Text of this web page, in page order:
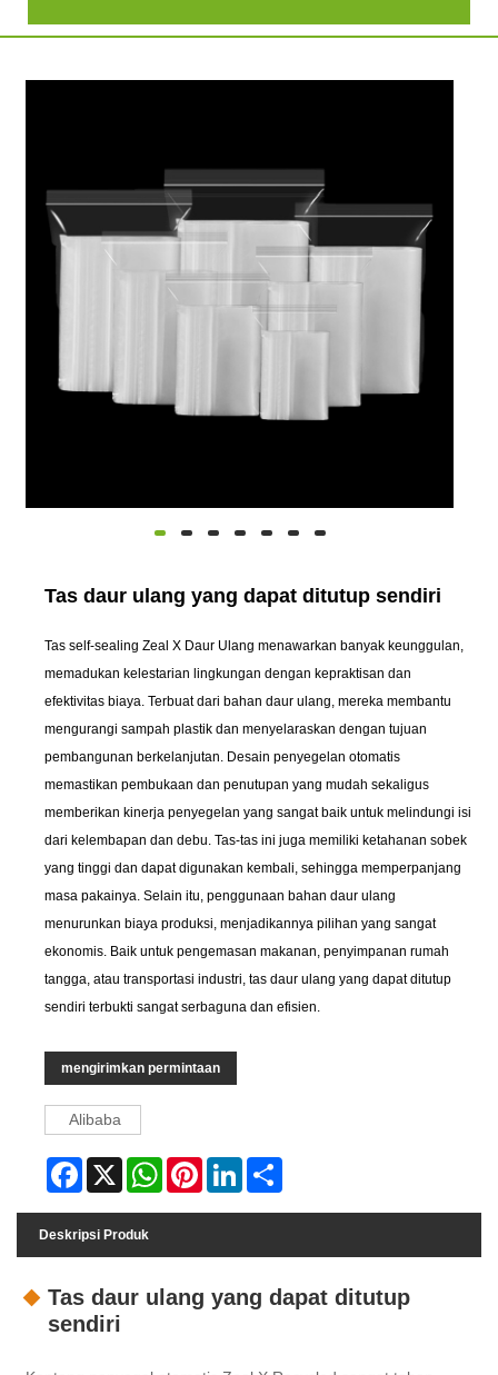
Tas daur ulang yang dapat ditutup sendiri
Tas self-sealing Zeal X Daur Ulang menawarkan banyak keunggulan,
memadukan kelestarian lingkungan dengan kepraktisan dan
efektivitas biaya. Terbuat dari bahan daur ulang, mereka membantu
mengurangi sampah plastik dan menyelaraskan dengan tujuan
pembangunan berkelanjutan. Desain penyegelan otomatis
memastikan pembukaan dan penutupan yang mudah sekaligus
memberikan kinerja penyegelan yang sangat baik untuk melindungi isi
dari kelembapan dan debu. Tas-tas ini juga memiliki ketahanan sobek
yang tinggi dan dapat digunakan kembali, sehingga memperpanjang
masa pakainya. Selain itu, penggunaan bahan daur ulang
menurunkan biaya produksi, menjadikannya pilihan yang sangat
ekonomis. Baik untuk pengemasan makanan, penyimpanan rumah
tangga, atau transportasi industri, tas daur ulang yang dapat ditutup
sendiri terbukti sangat serbaguna dan efisien.
mengirimkan permintaan
Alibaba
Facebook
X WhatsAppPinterestLinkedIn
Deskripsi Produk
Tas daur ulang yang dapat ditutup
sendiri